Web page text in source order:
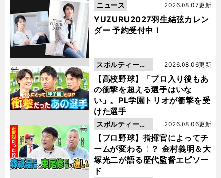
YUZURU2027羽生結弦カレン
ダー 予約受付中！
2026.08.07更新
ニュース
【高校野球】「プロ入り後もあ
の衝撃を超える選手はいな
い」。PL学園トリオが衝撃を受
けた選手
2026.08.06更新
スポルティーバ
動画
【プロ野球】指揮官によってチ
ームが変わる！？ 金村義明＆大
塚光二が語る歴代監督エピソー
ド
2026.08.06更新
スポルティーバ
動画